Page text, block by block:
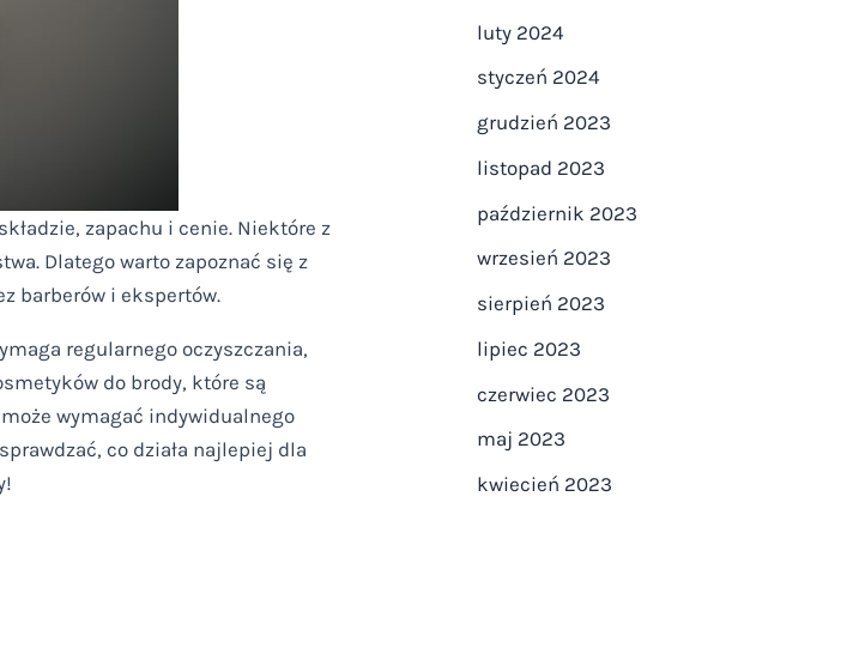
zapachu i cenie. Niektóre z
Dlatego warto zapoznać się z
barberów i ekspertów.
regularnego oczyszczania,
do brody, które są
wymagać indywidualnego
co działa najlepiej dla
luty 2024
styczeń 2024
grudzień 2023
listopad 2023
październik 2023
wrzesień 2023
sierpień 2023
lipiec 2023
czerwiec 2023
maj 2023
kwiecień 2023